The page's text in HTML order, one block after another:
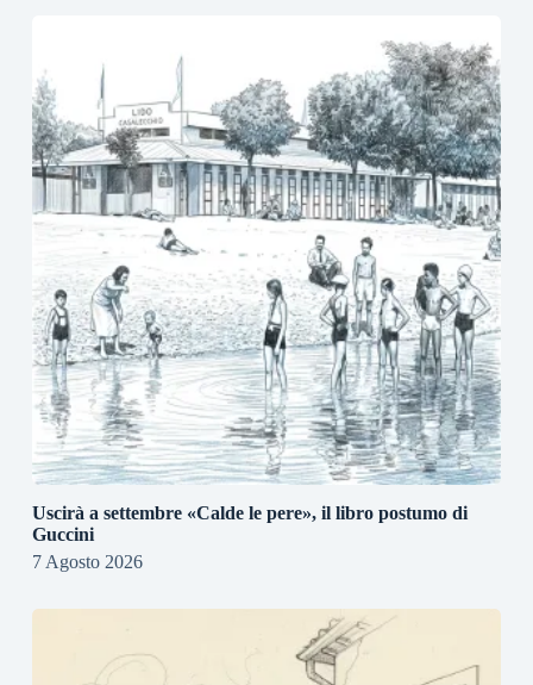
Uscirà a settembre «Calde le pere», il libro postumo di
Guccini
7 Agosto 2026